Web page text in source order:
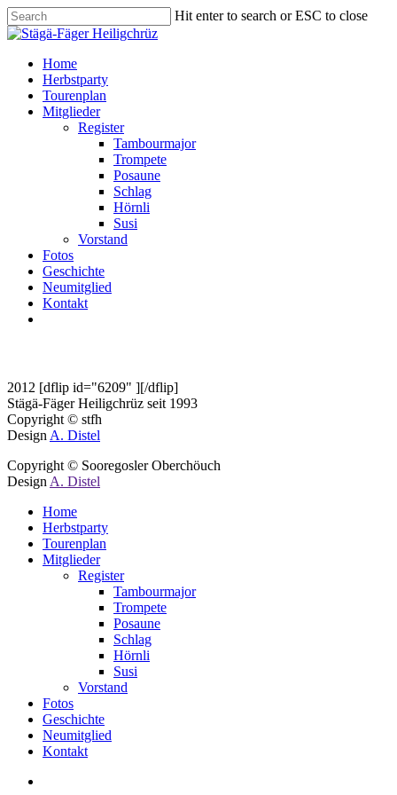
Skip
to
content
Hit enter to search or ESC to close
Close
Menu
Home
Herbstparty
Tourenplan
Mitglieder
Register
Tambourmajor
Trompete
Posaune
Schlag
Hörnli
Susi
Vorstand
Fotos
Geschichte
Neumitglied
Kontakt
2012 [dflip id="6209" ][/dflip]
Stägä-Fäger Heiligchrüz seit 1993
Copyright © stfh
DesignA. Distel
Copyright © Sooregosler Oberchöuch
DesignA. Distel
Close
Menu
Home
Herbstparty
Tourenplan
Mitglieder
Register
Tambourmajor
Trompete
Posaune
Schlag
Hörnli
Susi
Vorstand
Fotos
Geschichte
Neumitglied
Kontakt